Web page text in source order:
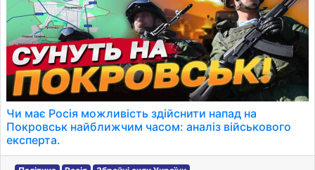
Чи має Росія можливість здійснити напад на
Покровськ найближчим часом: аналіз військового
експерта.